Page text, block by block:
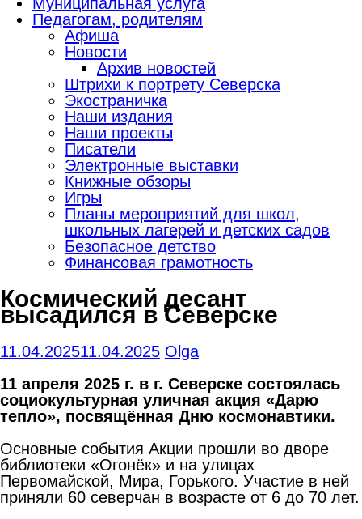
Педагогам, родителям
Афиша
Новости
Архив новостей
Штрихи к портрету Северска
Экостраничка
Наши издания
Наши проекты
Писатели
Электронные выставки
Книжные обзоры
Игры
Планы мероприятий для школ,
школьных лагерей и детских садов
Безопасное детство
Финансовая грамотность
Космический десант
высадился в Северске
11.04.202511.04.2025 Olga
11 апреля 2025 г. в г. Северске состоялась
социокультурная уличная акция «Дарю
тепло», посвящённая Дню космонавтики.
Основные события Акции прошли во дворе
библиотеки «Огонёк» и на улицах
Первомайской, Мира, Горького. Участие в ней
приняли 60 северчан в возрасте от 6 до 70 лет.